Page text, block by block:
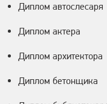
Диплом автослесаря
Диплом актера
Диплом архитектора
Диплом бетонщика